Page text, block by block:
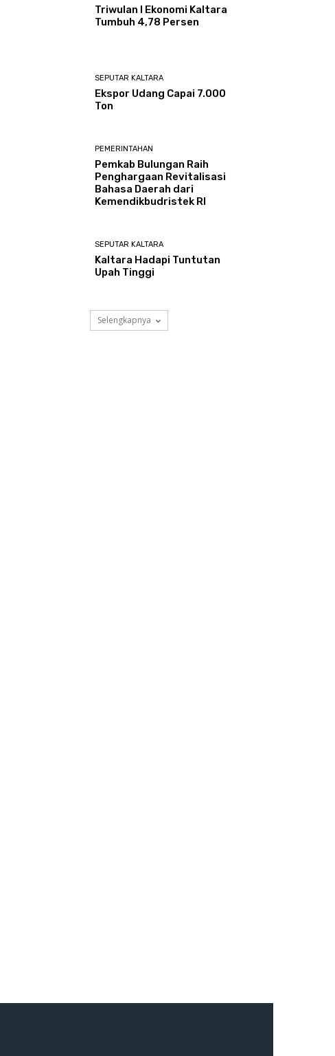
Triwulan I Ekonomi Kaltara
Tumbuh 4,78 Persen
SEPUTAR KALTARA
Ekspor Udang Capai 7.000
Ton
PEMERINTAHAN
Pemkab Bulungan Raih
Penghargaan Revitalisasi
Bahasa Daerah dari
Kemendikbudristek RI
SEPUTAR KALTARA
Kaltara Hadapi Tuntutan
Upah Tinggi
Selengkapnya